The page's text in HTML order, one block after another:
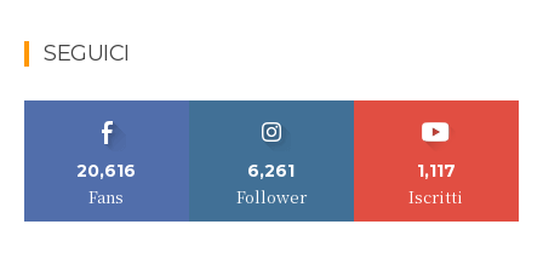
SEGUICI
20,616
Fans
6,261
Follower
1,117
Iscritti